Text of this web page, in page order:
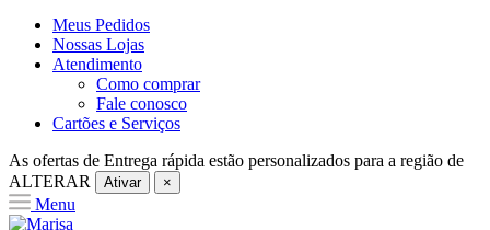
Meus Pedidos
Nossas Lojas
Atendimento
Como comprar
Fale conosco
Cartões e Serviços
As ofertas de Entrega rápida estão personalizados para a região de
ALTERAR
Ativar ×
Menu